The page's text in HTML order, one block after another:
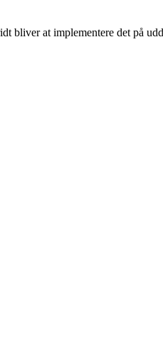
at implementere det på